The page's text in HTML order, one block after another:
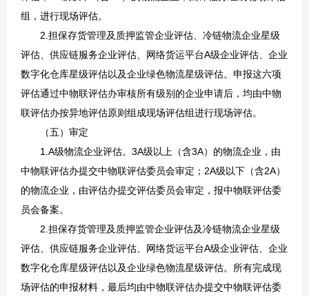
组，进行现场评估。
2.担保存货管理及质押监管企业评估、冷链物流企业星级
评估、供应链服务企业评估、网络货运平台A级企业评估、企业
数字化仓库星级评估以及企业绿色物流星级评估。申报这六项
评估通过中物联评估办审核所有级别的企业申请后，均由中物
联评估办按异地评估原则组成现场评估组进行现场评估。
（五）审定
1.A级物流企业评估。3A级以上（含3A）的物流企业，由
中物联评估办提交中物联评估委员会审定；2A级以下（含2A）
的物流企业，由评估办提交评估委员会审定，报中物联评估委
员会备案。
2.担保存货管理及质押监管企业评估及冷链物流企业星级
评估、供应链服务企业评估、网络货运平台A级企业评估、企业
数字化仓库星级评估以及企业绿色物流星级评估。所有完成现
场评估的申报材料，最后均由中物联评估办提交中物联评估委